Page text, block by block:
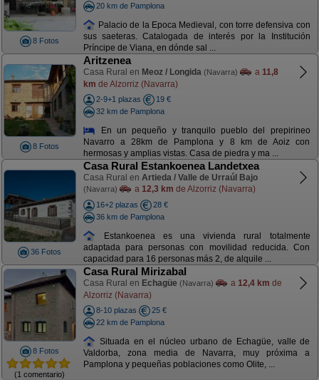
8 Fotos
20 km de Pamplona
Palacio de la Epoca Medieval, con torre defensiva con
sus saeteras. Catalogada de interés por la Institución
Príncipe de Viana, en dónde sal ...
8 Fotos
Aritzenea
Casa Rural en Meoz / Longida (Navarra) a 11,8
km de Alzorriz (Navarra)
2-9+1 plazas
19 €
32 km de Pamplona
En un pequeño y tranquilo pueblo del prepirineo
Navarro a 28km de Pamplona y 8 km de Aoiz con
hermosas y amplias vistas. Casa de piedra y ma ...
36 Fotos
Casa Rural Estankoenea Landetxea
Casa Rural en Artieda / Valle de Urraúl Bajo
(Navarra) a 12,3 km de Alzorriz (Navarra)
16+2 plazas
28 €
36 km de Pamplona
Estankoenea es una vivienda rural totalmente
adaptada para personas con movilidad reducida. Con
capacidad para 16 personas más 2, de alquile ...
8 Fotos
(1 comentario)
Casa Rural Mirizabal
Casa Rural en Echagüe (Navarra) a 12,4 km de
Alzorriz (Navarra)
8-10 plazas
25 €
22 km de Pamplona
Situada en el núcleo urbano de Echagüe, valle de
Valdorba, zona media de Navarra, muy próxima a
Pamplona y pequeñas poblaciones como Olite, ...